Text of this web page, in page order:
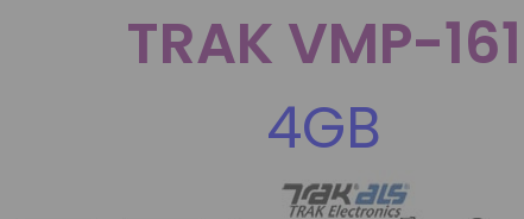
TRAK VMP-161
4GB